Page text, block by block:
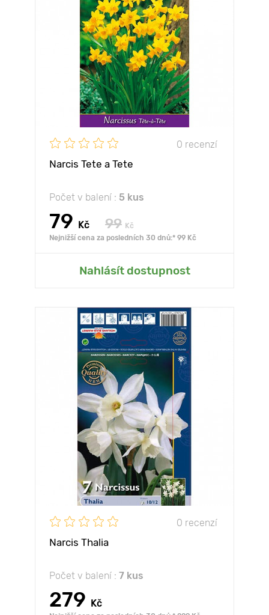
0 recenzí
Narcis Tete a Tete
Počet v balení : 5 kus
79 Kč 99 Kč
Nejnižší cena za posledních 30 dnů:* 99 Kč
Nahlásít dostupnost
0 recenzí
Narcis Thalia
Počet v balení : 7 kus
279 Kč